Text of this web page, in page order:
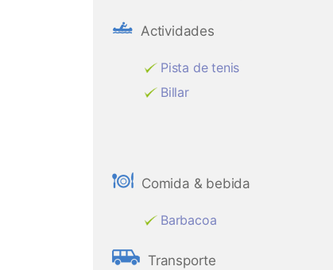
Actividades
Pista de tenis
Billar
Comida & bebida
Barbacoa
Transporte